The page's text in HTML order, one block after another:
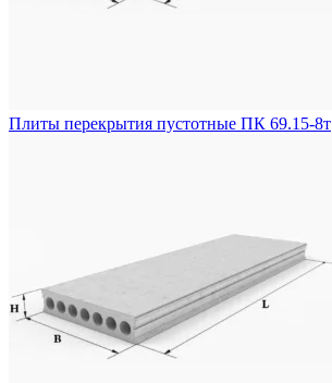
Плиты перекрытия пустотные ПК 69.15-8т